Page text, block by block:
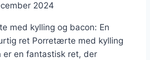
2024
med kylling og bacon: En
ret Porretærte med kylling
er en fantastisk ret, der